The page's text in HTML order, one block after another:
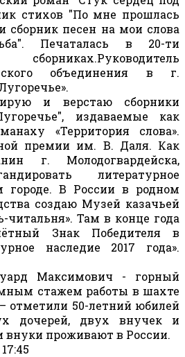
стихов "По мне прошлась
сборник песен на мои слова
Печаталась в 20-ти
объединения в г.
и верстаю сборники
издаваемые как
«Территория слова».
премии им. В. Даля. Как
г. Молодогвардейска,
литературное
городе. В России в родном
создаю Музей казачьей
читальня». Там в конце года
Знак Победителя в
наследие 2017 года».
Максимович - горный
стажем работы в шахте
отметили 50-летний юбилей
дочерей, двух внучек и
внуки проживают в России.